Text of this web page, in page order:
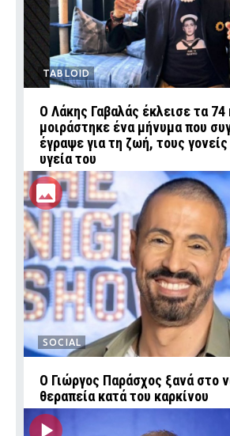
TABLOID
Ο Λάκης Γαβαλάς έκλεισε τα 74
μοιράστηκε ένα μήνυμα που
έγραψε για τη ζωή, τους
υγεία του
SOCIAL
O Γιώργος Παράσχος ξανά στο
θεραπεία κατά του καρκίνου